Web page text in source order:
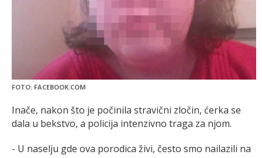
FOTO: FACEBOOK.COM
Inače, nakon što je počinila stravični zločin, ćerka se
dala u bekstvo, a policija intenzivno traga za njom.
- U naselju gde ova porodica živi, često smo nailazili na